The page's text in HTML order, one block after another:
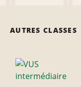
AUTRES CLASSES